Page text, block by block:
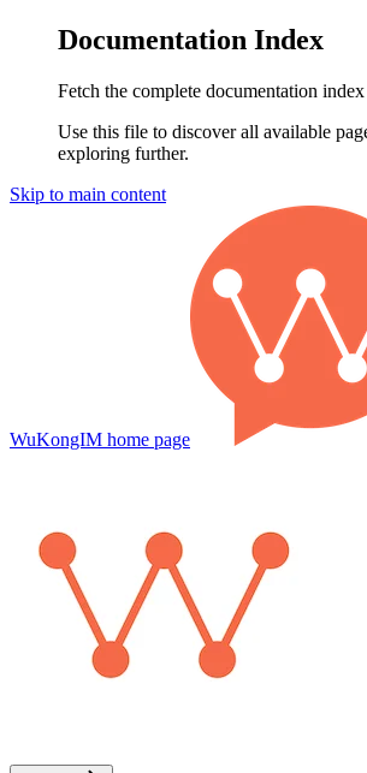
Documentation Index
Fetch the complete documentation index
Use this file to discover all available
exploring further.
Skip to main content
WuKongIM home page